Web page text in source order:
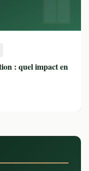
: quel impact en